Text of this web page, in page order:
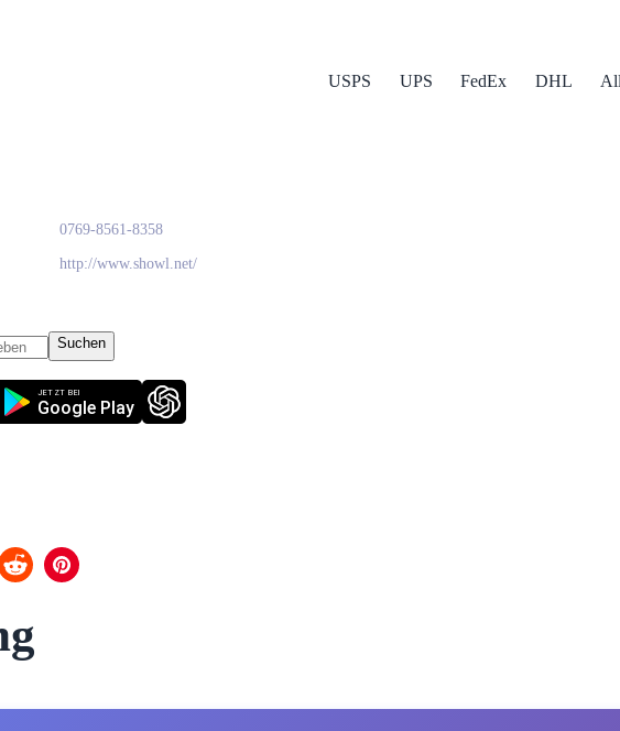
USPS UPS FedEx DHL
0769-8561-8358
http://www.showl.net/
Suchen
Google Play
JETZT BEI